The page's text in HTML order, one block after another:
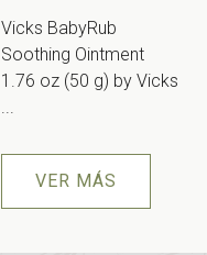
Vicks BabyRub
Soothing Ointment
1.76 oz (50 g) by Vicks
VER MÁS